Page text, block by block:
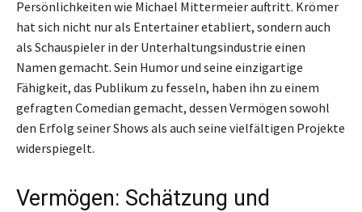
Persönlichkeiten wie Michael Mittermeier auftritt. Krömer
hat sich nicht nur als Entertainer etabliert, sondern auch
als Schauspieler in der Unterhaltungsindustrie einen
Namen gemacht. Sein Humor und seine einzigartige
Fähigkeit, das Publikum zu fesseln, haben ihn zu einem
gefragten Comedian gemacht, dessen Vermögen sowohl
den Erfolg seiner Shows als auch seine vielfältigen Projekte
widerspiegelt.
Vermögen: Schätzung und